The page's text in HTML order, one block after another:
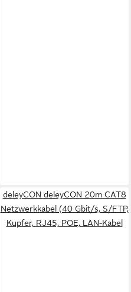
deleyCON deleyCON 20m CAT8
Netzwerkkabel (40 Gbit/s, S/FTP,
Kupfer, RJ45, POE, LAN-Kabel